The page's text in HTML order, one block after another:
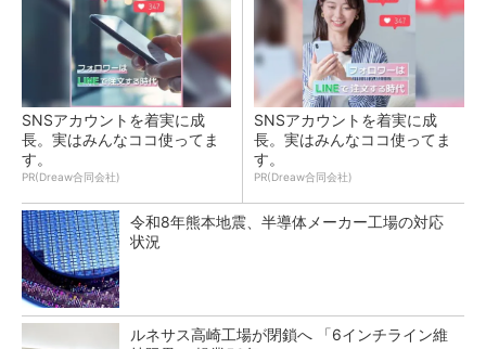
SNSアカウントを着実に成
長。実はみんなココ使ってま
す。
PR(Dreaw合同会社)
SNSアカウントを着実に成
長。実はみんなココ使ってま
す。
PR(Dreaw合同会社)
令和8年熊本地震、半導体メーカー工場の対応
状況
ルネサス高崎工場が閉鎖へ 「6インチライン維